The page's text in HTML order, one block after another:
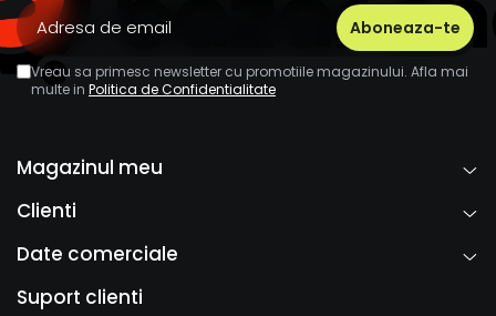
Vreau sa primesc newsletter cu promotiile magazinului. Afla mai
multe in Politica de Confidentialitate
Magazinul meu
Clienti
Date comerciale
Suport clienti